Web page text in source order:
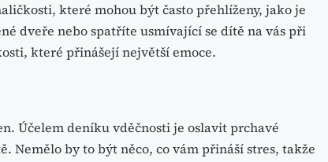
které mohou být často přehlíženy, jako je
dveře nebo spatříte usmívající se dítě na vás při
které přinášejí největší emoce.
Účelem deníku vděčnosti je oslavit prchavé
Nemělo by to být něco, co vám přináší stres, takže